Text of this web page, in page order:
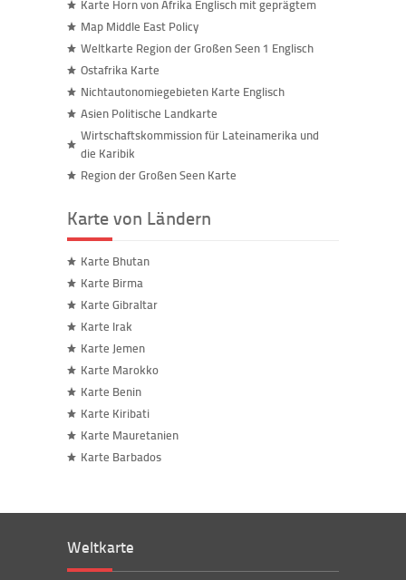
Karte Horn von Afrika Englisch mit geprägtem
Map Middle East Policy
Weltkarte Region der Großen Seen 1 Englisch
Ostafrika Karte
Nichtautonomiegebieten Karte Englisch
Asien Politische Landkarte
Wirtschaftskommission für Lateinamerika und
die Karibik
Region der Großen Seen Karte
Karte von Ländern
Karte Bhutan
Karte Birma
Karte Gibraltar
Karte Irak
Karte Jemen
Karte Marokko
Karte Benin
Karte Kiribati
Karte Mauretanien
Karte Barbados
Weltkarte